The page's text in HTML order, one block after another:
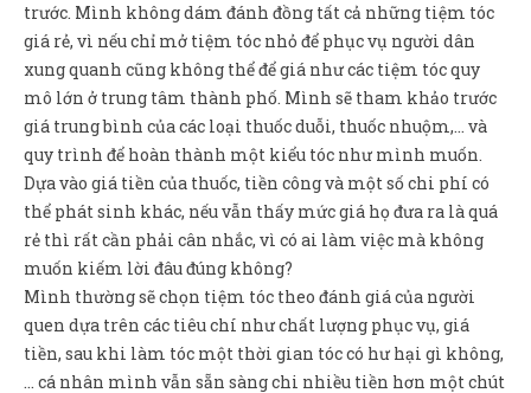
trước. Mình không dám đánh đồng tất cả những tiệm tóc
giá rẻ, vì nếu chỉ mở tiệm tóc nhỏ để phục vụ người dân
xung quanh cũng không thể để giá như các tiệm tóc quy
mô lớn ở trung tâm thành phố. Mình sẽ tham khảo trước
giá trung bình của các loại thuốc duỗi, thuốc nhuộm,… và
quy trình để hoàn thành một kiểu tóc như mình muốn.
Dựa vào giá tiền của thuốc, tiền công và một số chi phí có
thể phát sinh khác, nếu vẫn thấy mức giá họ đưa ra là quá
rẻ thì rất cần phải cân nhắc, vì có ai làm việc mà không
muốn kiếm lời đâu đúng không?
Mình thường sẽ chọn tiệm tóc theo đánh giá của người
quen dựa trên các tiêu chí như chất lượng phục vụ, giá
tiền, sau khi làm tóc một thời gian tóc có hư hại gì không,
… cá nhân mình vẫn sẵn sàng chi nhiều tiền hơn một chút